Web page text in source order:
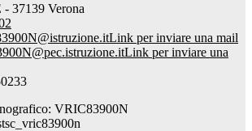
37139 Verona
Link per inviare una mail
Link per inviare una
VRIC83900N